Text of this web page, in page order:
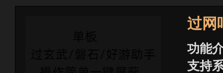
商品
石
过网
功能
支持